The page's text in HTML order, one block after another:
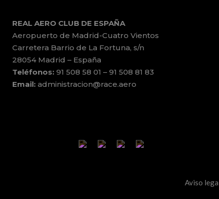
REAL AERO CLUB DE ESPAÑA
Aeropuerto de Madrid-Cuatro Vientos
Carretera Barrio de La Fortuna, s/n
28054 Madrid – España
Teléfonos: 91 508 58 01 – 91 508 81 83
Email: administracion@race.aero
Aviso